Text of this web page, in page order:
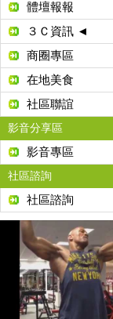
體壇報報
３Ｃ資訊 ◄
商圈專區
在地美食
社區聯誼
影音分享區
影音專區
社區諮詢
社區諮詢